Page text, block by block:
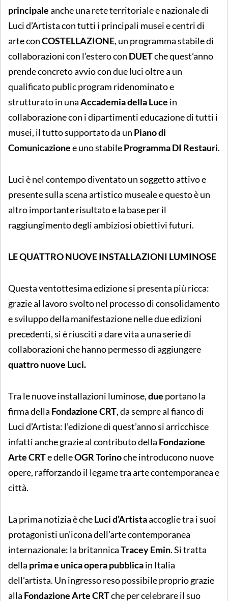
principaleanche una rete territoriale e nazionale di
Luci d’Artista con tutti i principali musei e centri di
arte conCOSTELLAZIONE, un programma stabile di
collaborazioni con l’estero con DUETche quest’anno
prende concreto avvio con due luci oltre a un
qualificato public program ridenominato e
strutturato in unaAccademia della Luce in
collaborazione con i dipartimenti educazione di tutti i
musei, il tutto supportato da un Piano di
Comunicazionee uno stabileProgramma DI Restauri.
Luci è nel contempo diventato un soggetto attivo e
presente sulla scena artistico museale e questo è un
altro importante risultato e la base per il
raggiungimento degli ambiziosi obiettivi futuri.
LE QUATTRO NUOVE INSTALLAZIONI LUMINOSE
Questa ventottesima edizione si presenta più ricca:
grazie al lavoro svolto nel processo di consolidamento
e sviluppo della manifestazione nelle due edizioni
precedenti, si è riusciti a dare vita a una serie di
collaborazioni che hanno permesso di aggiungere
quattro nuove Luci.
Tra le nuove installazioni luminose,due portano la
firma della Fondazione CRT, da sempre al fianco di
Luci d’Artista: l’edizione di quest’anno si arricchisce
infatti anche grazie al contributo della Fondazione
Arte CRTe delleOGR Torinoche introducono nuove
opere, rafforzando il legame tra arte contemporanea e
città.
La prima notizia è cheLuci d’Artistaaccoglie tra i suoi
protagonisti un’icona dell’arte contemporanea
internazionale: la britannicaTracey Emin. Si tratta
della prima e unica opera pubblicain Italia
dell’artista. Un ingresso reso possibile proprio grazie
alla Fondazione Arte CRTche per celebrare il suo